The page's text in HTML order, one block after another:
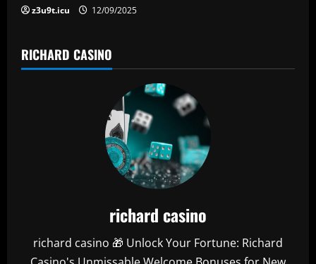
z3u9t.icu 12/09/2025
RICHARD CASINO
richard casino
richard casino 🎁 Unlock Your Fortune: Richard